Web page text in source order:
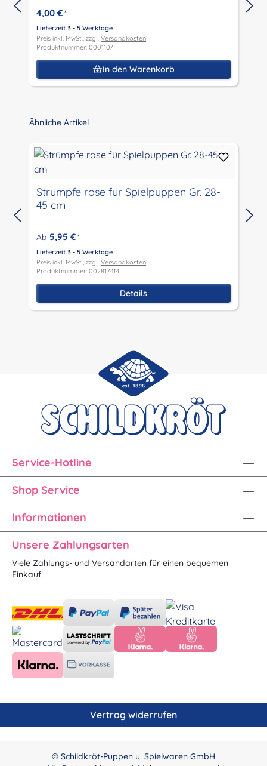
4,00 € *
Lieferzeit 3 - 5 Werktage
Preis inkl. MwSt., zzgl. Versandkosten
Produktnummer: 0001107
In den Warenkorb
Produktgalerie überspringen
Ähnliche Artikel
Strümpfe rose für Spielpuppen Gr. 28-
45 cm
Ab 5,95 € *
Lieferzeit 3 - 5 Werktage
Preis inkl. MwSt., zzgl. Versandkosten
Produktnummer: 0028174M
Details
Service-Hotline
Shop Service
Informationen
Unsere Zahlungsarten
Viele Zahlungs- und Versandarten für einen bequemen
Einkauf.
Vertrag widerrufen
© Schildkröt-Puppen u. Spielwaren GmbH